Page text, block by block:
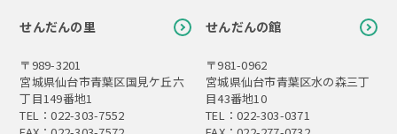
せんだんの里
〒989-3201
宮城県仙台市青葉区国見ケ丘六
丁目149番地1
TEL：022-303-7552
せんだんの館
〒981-0962
宮城県仙台市青葉区水の森三丁
目43番地10
TEL：022-303-0371